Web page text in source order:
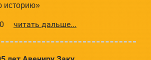
историю»
читать дальше...